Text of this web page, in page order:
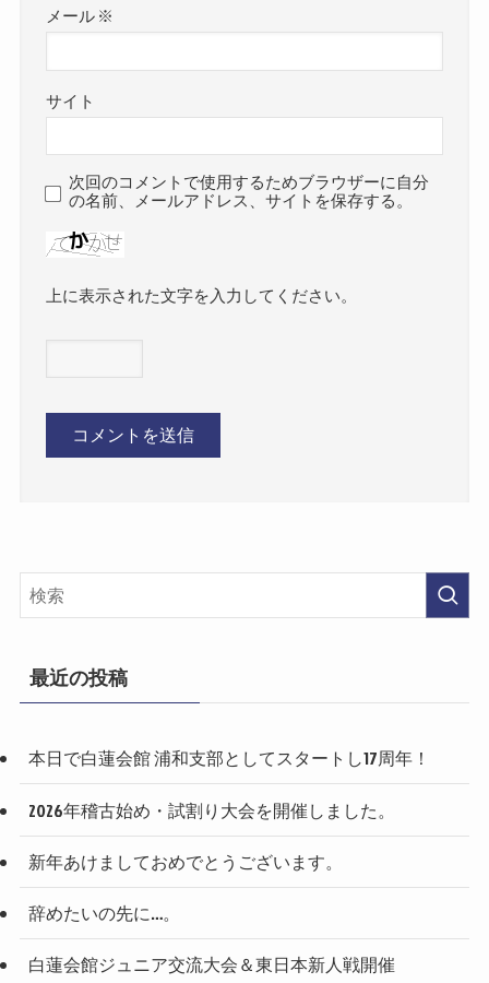
メール※
サイト
次回のコメントで使用するためブラウザーに自分
の名前、メールアドレス、サイトを保存する。
上に表示された文字を入力してください。
最近の投稿
本日で白蓮会館 浦和支部としてスタートし17周年！
2026年稽古始め・試割り大会を開催しました。
新年あけましておめでとうございます。
辞めたいの先に…。
白蓮会館ジュニア交流大会＆東日本新人戦開催